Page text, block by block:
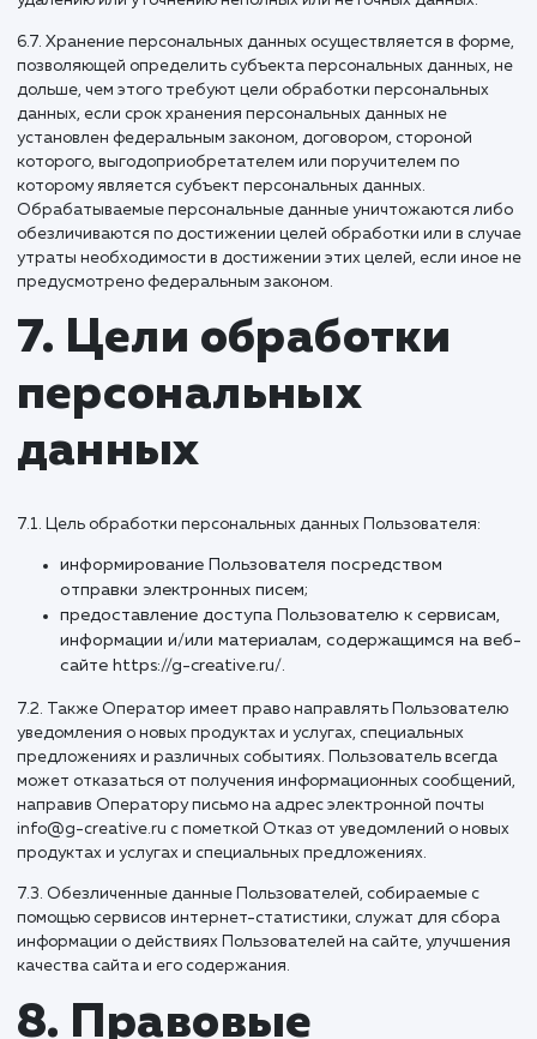
6. Принципы
обработки
персональных
данных
6.1. Обработка персональных данных осуществляется на
законной и справедливой основе.
6.2. Обработка персональных данных ограничивается
целей. Не допускается обработка персональных данных,
6.3. Не допускается объединение баз данных,
целях, несовместимых между собой.
6.4. Обработке подлежат только персональные данные,
которые отвечают целям их обработки.
данных соответствуют заявленным целям обработки. Не
допускается избыточность обрабатываемых
данных по отношению к заявленным целям их обработки.
6.6. При обработке персональных данных
точность персональных данных, их достаточность, а в
обработки персональных данных. Оператор принимает
необходимые меры и/или обеспечивает их принятие по
удалению или уточнению неполных или неточных данных.
6.7. Хранение персональных данных осуществляется в
позволяющей определить субъекта персональных